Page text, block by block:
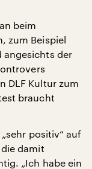
beim
zum Beispiel
angesichts der
DLF Kultur zum
braucht
positiv“ auf
damit
„Ich habe ein